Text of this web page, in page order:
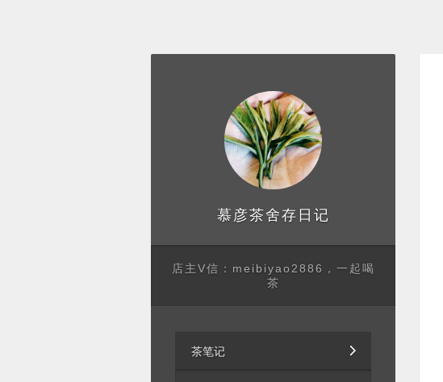
慕彦茶舍存日记
店主V信：meibiyao2886，一起喝
茶
茶笔记